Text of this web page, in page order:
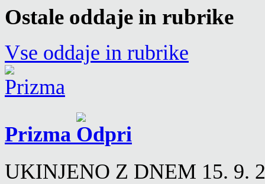
Ostale oddaje in rubrike
Vse oddaje in rubrike
Prizma
UKINJENO Z DNEM 15. 9.